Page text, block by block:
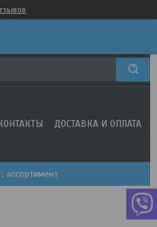
ДОСТАВКА И ОПЛАТА
ассортимент